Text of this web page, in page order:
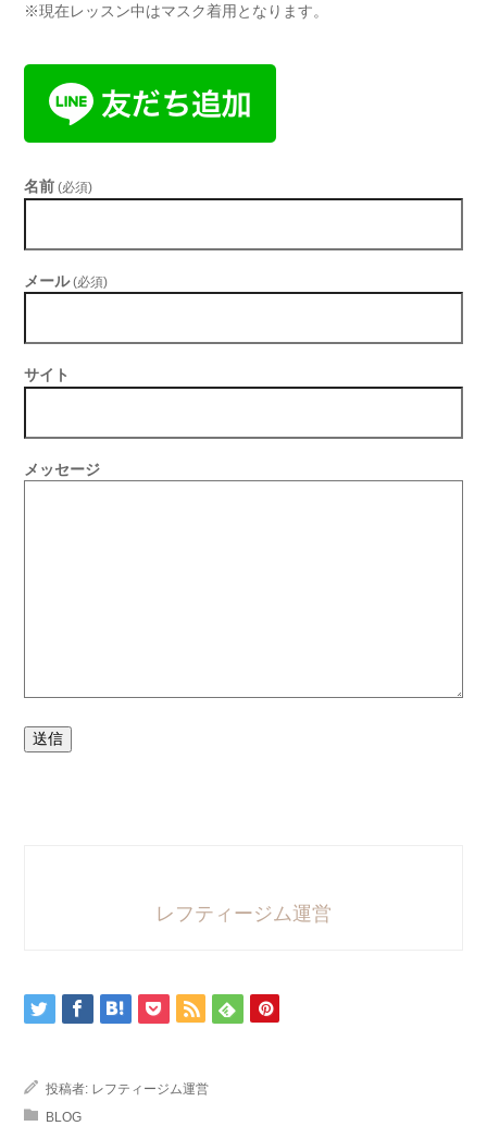
※現在レッスン中はマスク着用となります。
名前 (必須)
メール (必須)
サイト
メッセージ
送信
レフティージム運営
投稿者: レフティージム運営
BLOG